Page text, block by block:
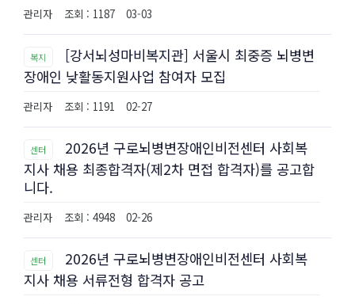
관리자 조회 : 1187 03-03
복지
[강서뇌성마비복지관] 서울시 최중증 뇌병변
장애인 낮활동지원사업 참여자 모집
관리자 조회 : 1191 02-27
센터
2026년 구로뇌병변장애인비전센터 사회복
지사 채용 최종합격자(제2차 면접 합격자)를 공고합
니다.
관리자 조회 : 4948 02-26
센터
2026년 구로뇌병변장애인비전센터 사회복
지사 채용 서류전형 합격자 공고